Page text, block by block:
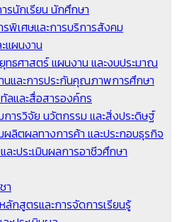
รนักเรียน นักศึกษา
พิเศษและการบริการสังคม
แผนงาน
ธศาสตร์ แผนงาน และงบประมาณ
นและการประกันคุณภาพการศึกษา
ลและสื่อสารองค์กร
การวิจัย นวัตกรรม และสิ่งประดิษฐ์
ผลิตผลทางการค้า และประกอบธุรกิจ
ะประเมินผลการอาชีวศึกษา
า
กสูตรและการจัดการเรียนรู้